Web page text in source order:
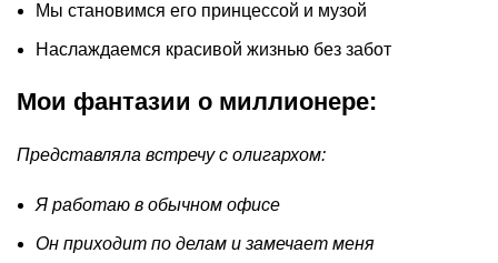
Мы становимся его принцессой и музой
Наслаждаемся красивой жизнью без забот
Мои фантазии о миллионере:
Представляла встречу с олигархом:
Я работаю в обычном офисе
Он приходит по делам и замечает меня